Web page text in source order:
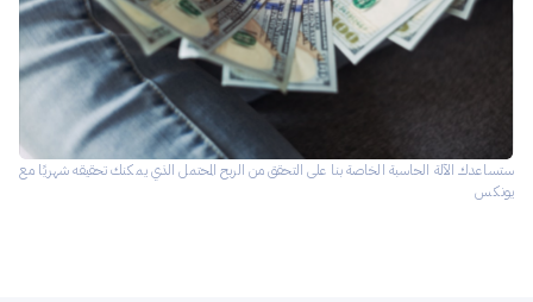
ستساعدك الآلة الحاسبة الخاصة بنا على التحقق من الربح المحتمل الذي يمكنك تحقيقه شهريًا مع
يونكس